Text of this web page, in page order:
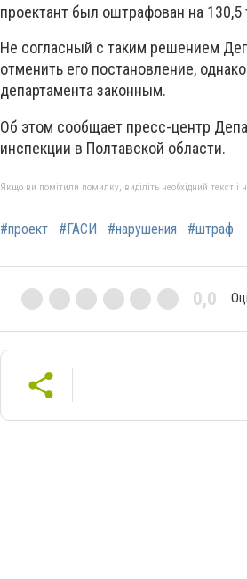
проектант был оштрафован на 130,5
Не согласный с таким решением
отменить его постановление,
департамента законным.
Об этом сообщает пресс-центр
инспекции в Полтавской области.
Якщо ви помітили помилку, виділіть необхідний текст
#проект #ГАСИ #нарушения #штраф
0,0